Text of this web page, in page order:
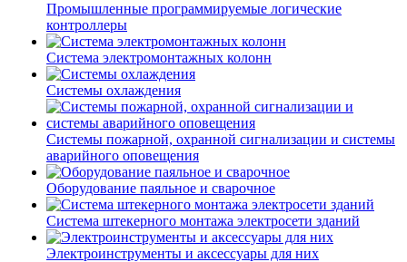
Промышленные программируемые логические
контроллеры
Система электромонтажных колонн
Системы охлаждения
Системы пожарной, охранной сигнализации и системы
аварийного оповещения
Оборудование паяльное и сварочное
Система штекерного монтажа электросети зданий
Электроинструменты и аксессуары для них